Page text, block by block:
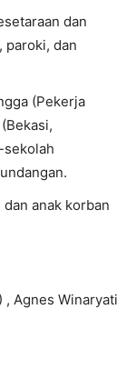
dan
paroki, dan
(Pekerja
sekolah
anak korban
, Agnes Winaryati